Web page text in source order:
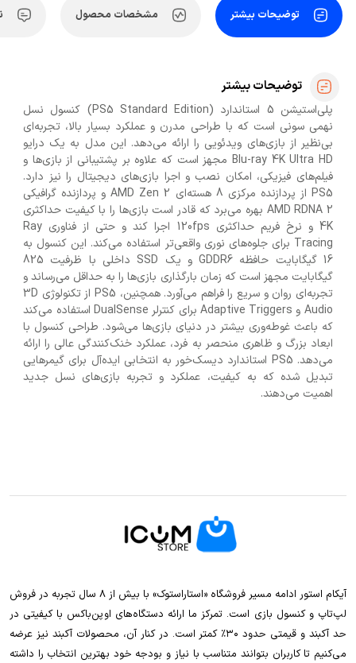
توضیحات بیشتر مشخصات محصول
توضیحات بیشتر
پلی‌استیشن 5 استاندارد (PS5 Standard Edition) کنسول نسل
نهمی سونی است که با طراحی مدرن و عملکرد بسیار بالا، تجربه‌ای
بی‌نظیر از بازی‌های ویدئویی را ارائه می‌دهد. این مدل به یک درایو
Blu-ray 4K Ultra HD مجهز است که علاوه بر پشتیبانی از بازی‌ها و
فیلم‌های فیزیکی، امکان نصب و اجرا بازی‌های دیجیتال را نیز دارد.
PS5 از پردازنده مرکزی 8 هسته‌ای AMD Zen 2 و پردازنده گرافیکی
AMD RDNA 2 بهره می‌برد که قادر است بازی‌ها را با کیفیت حداکثری
4K و نرخ فریم حداکثری 120fps اجرا کند و حتی از فناوری Ray
Tracing برای جلوه‌های نوری واقعی‌تر استفاده می‌کند. این کنسول به
16 گیگابایت حافظه GDDR6 و یک SSD داخلی با ظرفیت 825
گیگابایت مجهز است که زمان بارگذاری بازی‌ها را به حداقل می‌رساند و
تجربه‌ای روان و سریع را فراهم می‌آورد. همچنین، PS5 از تکنولوژی 3D
Audio و Adaptive Triggers برای کنترلر DualSense استفاده می‌کند
که باعث غوطه‌وری بیشتر در دنیای بازی‌ها می‌شود. طراحی کنسول با
ابعاد بزرگ و ظاهری منحصر به فرد، عملکرد خنک‌کنندگی عالی را ارائه
می‌دهد. PS5 استاندارد دیسک‌خور به انتخابی ایده‌آل برای گیمرهایی
تبدیل شده که به کیفیت، عملکرد و تجربه بازی‌های نسل جدید
اهمیت می‌دهند.
آیکام استور ادامه مسیر فروشگاه «استاراستوک» با بیش از ۸ سال تجربه در فروش
لپ‌تاپ و کنسول بازی است. تمرکز ما ارائه دستگاه‌های اوپن‌باکس با کیفیتی در
حد آکبند و قیمتی حدود ۳۰٪ کمتر است. در کنار آن، محصولات آکبند نیز عرضه
می‌کنیم تا کاربران بتوانند متناسب با نیاز و بودجه خود بهترین انتخاب را داشته